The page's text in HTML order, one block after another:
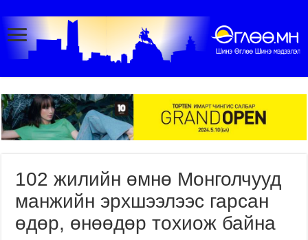
102 жилийн өмнө Монголчууд
манжийн эрхшээлээс гарсан
өдөр, өнөөдөр тохиож байна